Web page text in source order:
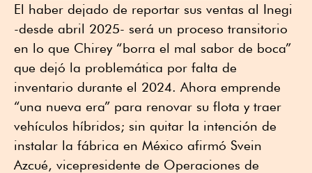
El haber dejado de reportar sus ventas al Inegi
-desde abril 2025- será un proceso transitorio
en lo que Chirey “borra el mal sabor de boca”
que dejó la problemática por falta de
inventario durante el 2024. Ahora emprende
“una nueva era” para renovar su flota y traer
vehículos híbridos; sin quitar la intención de
instalar la fábrica en México afirmó Svein
Azcué, vicepresidente de Operaciones de